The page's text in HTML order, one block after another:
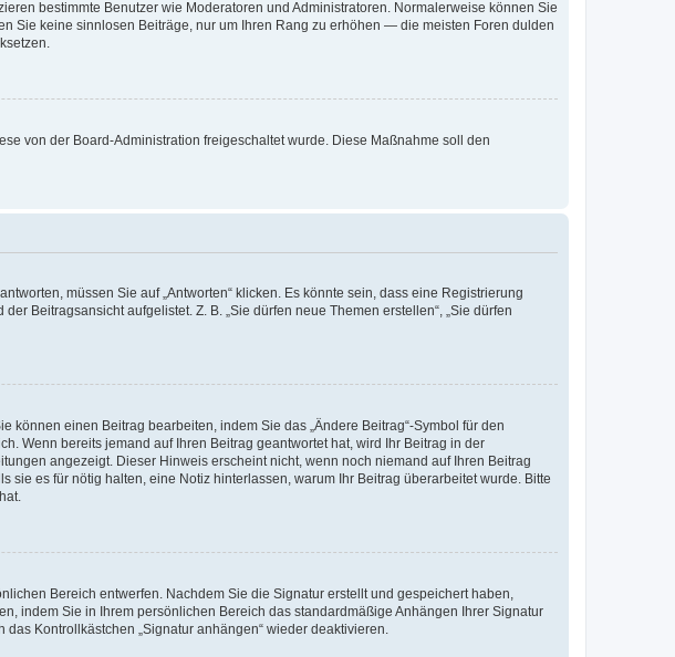
bestimmte Benutzer wie Moderatoren und Administratoren. Normalerweise können Sie
Sie keine sinnlosen Beiträge, nur um Ihren Rang zu erhöhen — die meisten Foren dulden
von der Board-Administration freigeschaltet wurde. Diese Maßnahme soll den
müssen Sie auf „Antworten“ klicken. Es könnte sein, dass eine Registrierung
Beitragsansicht aufgelistet. Z. B. „Sie dürfen neue Themen erstellen“, „Sie dürfen
einen Beitrag bearbeiten, indem Sie das „Ändere Beitrag“-Symbol für den
Wenn bereits jemand auf Ihren Beitrag geantwortet hat, wird Ihr Beitrag in der
angezeigt. Dieser Hinweis erscheint nicht, wenn noch niemand auf Ihren Beitrag
es für nötig halten, eine Notiz hinterlassen, warum Ihr Beitrag überarbeitet wurde. Bitte
Bereich entwerfen. Nachdem Sie die Signatur erstellt und gespeichert haben,
indem Sie in Ihrem persönlichen Bereich das standardmäßige Anhängen Ihrer Signatur
Kontrollkästchen „Signatur anhängen“ wieder deaktivieren.